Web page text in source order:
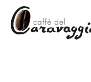
Skip to main